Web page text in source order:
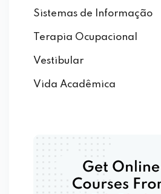
Sistemas de Informação
Terapia Ocupacional
Vestibular
Vida Acadêmica